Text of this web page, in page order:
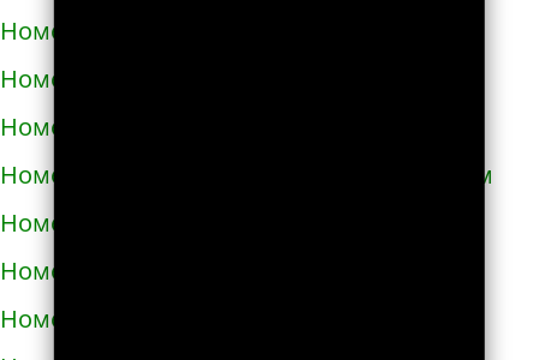
Номера телефонов такси в Сквире
Номера телефонов такси в Славуте
Номера телефонов такси в Славутиче
Номера телефонов такси в Слобожанском
Номера телефонов такси в Смеле
Номера телефонов такси в Снигирёвке
Номера телефонов такси в Снятыне